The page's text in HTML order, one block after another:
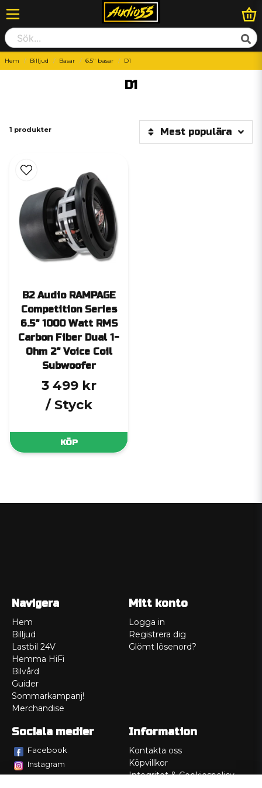
Hem Billjud Basar 6.5" basar D1
D1
1 produkter Mest populära
B2 Audio RAMPAGE
Competition Series
6.5" 1000 Watt RMS
Carbon Fiber Dual 1-
Ohm 2" Voice Coil
Subwoofer
3 499 kr
/ Styck
KÖP
Navigera
Hem
Billjud
Lastbil 24V
Hemma HiFi
Bilvård
Guider
Sommarkampanj!
Merchandise
Mitt konto
Logga in
Registrera dig
Glömt lösenord?
Sociala medier
Facebook
Instagram
Information
Kontakta oss
Köpvillkor
Integritet & Cookiespolicy